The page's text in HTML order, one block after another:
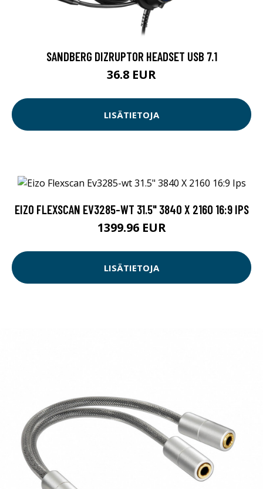
SANDBERG DIZRUPTOR HEADSET USB 7.1
36.8 EUR
LISÄTIETOJA
EIZO FLEXSCAN EV3285-WT 31.5" 3840 X 2160 16:9 IPS
1399.96 EUR
LISÄTIETOJA